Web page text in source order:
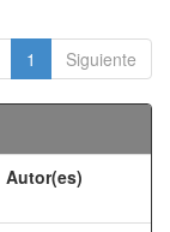
1 Siguiente
Autor(es)